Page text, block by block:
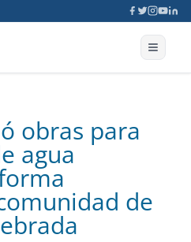
obras para
agua
de